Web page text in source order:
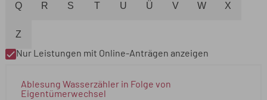
Q R S T U Ü V W X
Z
Nur Leistungen mit Online-Anträgen anzeigen
Ablesung Wasserzähler in Folge von
Eigentümerwechsel